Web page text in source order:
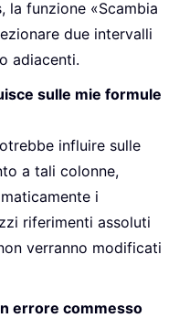
la funzione «Scambia
due intervalli
adiacenti.
sulle mie formule
influire sulle
a tali colonne,
i
riferimenti assoluti
verranno modificati
errore commesso